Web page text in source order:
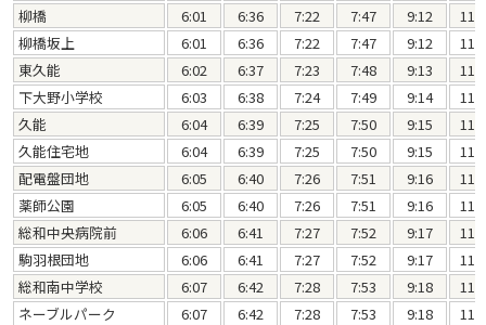
柳橋
6:01 6:36 7:22 7:47 9:12
柳橋坂上
6:01 6:36 7:22 7:47 9:12
東久能
6:02 6:37 7:23 7:48 9:13
下大野小学校
6:03 6:38 7:24 7:49 9:14
久能
6:04 6:39 7:25 7:50 9:15
久能住宅地
6:04 6:39 7:25 7:50 9:15
配電盤団地
6:05 6:40 7:26 7:51 9:16
薬師公園
6:05 6:40 7:26 7:51 9:16
総和中央病院前
6:06 6:41 7:27 7:52 9:17
駒羽根団地
6:06 6:41 7:27 7:52 9:17
総和南中学校
6:07 6:42 7:28 7:53 9:18
ネーブルパーク
6:07 6:42 7:28 7:53 9:18